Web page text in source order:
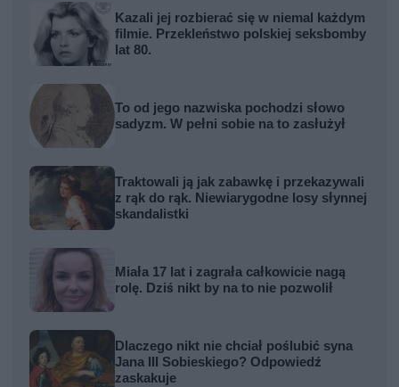
Kazali jej rozbierać się w niemal każdym
filmie. Przekleństwo polskiej seksbomby
lat 80.
To od jego nazwiska pochodzi słowo
sadyzm. W pełni sobie na to zasłużył
Traktowali ją jak zabawkę i przekazywali
z rąk do rąk. Niewiarygodne losy słynnej
skandalistki
Miała 17 lat i zagrała całkowicie nagą
rolę. Dziś nikt by na to nie pozwolił
Dlaczego nikt nie chciał poślubić syna
Jana III Sobieskiego? Odpowiedź
zaskakuje